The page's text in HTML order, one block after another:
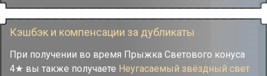
Кэшбэк и компенсации за дубликаты
При получении во время Прыжка Светового конуса
4★ вы также получаете Неугасаемый звёздный свет